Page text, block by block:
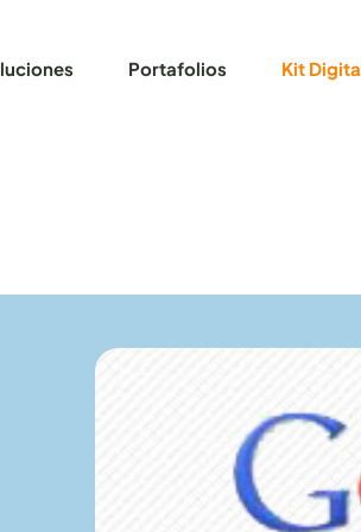
Portafolios Kit